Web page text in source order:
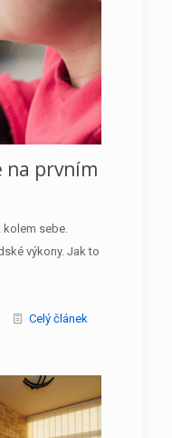
na prvním
kolem sebe.
výkony. Jak to
Celý článek